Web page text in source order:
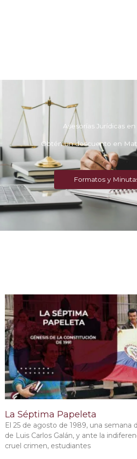
Asesorías Jurídicas en
Obtén un descuento en
Formatos y
La Séptima Papeleta
El 25 de agosto de 1989, una semana
de Luis Carlos Galán, y ante la
cruel crimen, estudiantes